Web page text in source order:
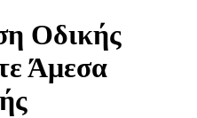
Οδικής
Άμεσα